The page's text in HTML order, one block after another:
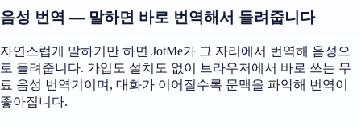
음성 번역 — 말하면 바로 번역해서 들려줍니다
자연스럽게 말하기만 하면 JotMe가 그 자리에서 번역해 음성으
로 들려줍니다. 가입도 설치도 없이 브라우저에서 바로 쓰는 무
료 음성 번역기이며, 대화가 이어질수록 문맥을 파악해 번역이
좋아집니다.